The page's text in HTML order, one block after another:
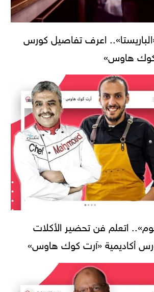
اعرف تفاصيل كورس
كوك هاوس»
اتعلم فن تحضير الأكلات
أكاديمية «آرت كوك هاوس»